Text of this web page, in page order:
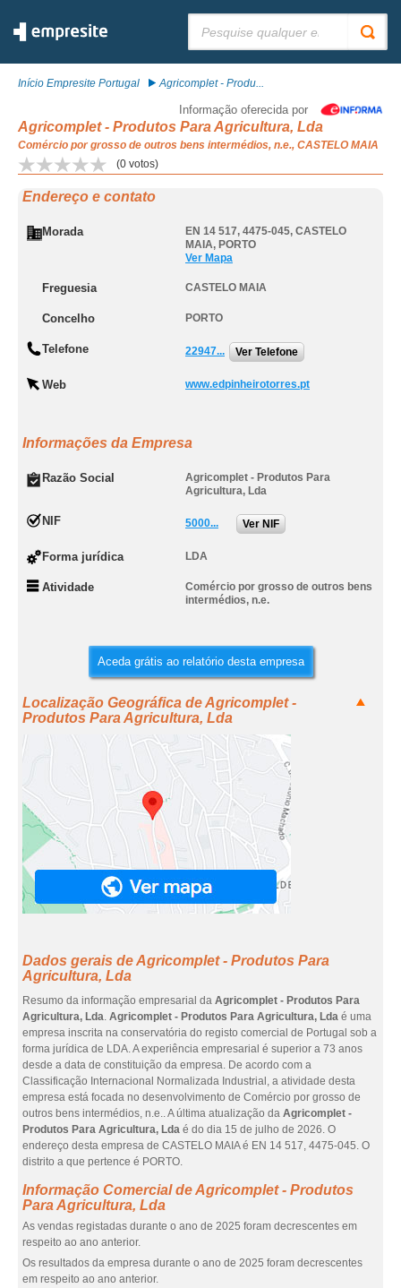
Início Empresite Portugal Agricomplet - Produ...
Informação oferecida por
Agricomplet - Produtos Para Agricultura, Lda
Comércio por grosso de outros bens intermédios, n.e., CASTELO MAIA
(0 votos)
Endereço e contato
Morada EN 14 517, 4475-045, CASTELO
MAIA, PORTO
Ver Mapa
Freguesia CASTELO MAIA
Concelho PORTO
Telefone 22947... Ver Telefone
Web www.edpinheirotorres.pt
Informações da Empresa
Razão Social
Agricomplet - Produtos Para
Agricultura, Lda
NIF 5000... Ver NIF
Forma jurídica LDA
Atividade
Comércio por grosso de outros bens
intermédios, n.e.
Aceda grátis ao relatório desta empresa
Localização Geográfica de Agricomplet -
Produtos Para Agricultura, Lda
Dados gerais de Agricomplet - Produtos Para
Agricultura, Lda
Resumo da informação empresarial da Agricomplet - Produtos Para
Agricultura, Lda. Agricomplet - Produtos Para Agricultura, Lda é uma
empresa inscrita na conservatória do registo comercial de Portugal sob a
forma jurídica de LDA. A experiência empresarial é superior a 73 anos
desde a data de constituição da empresa. De acordo com a
Classificação Internacional Normalizada Industrial, a atividade desta
empresa está focada no desenvolvimento de Comércio por grosso de
outros bens intermédios, n.e.. A última atualização da Agricomplet -
Produtos Para Agricultura, Lda é do dia 15 de julho de 2026. O
endereço desta empresa de CASTELO MAIA é EN 14 517, 4475-045. O
distrito a que pertence é PORTO.
Informação Comercial de Agricomplet - Produtos
Para Agricultura, Lda
As vendas registadas durante o ano de 2025 foram decrescentes em
respeito ao ano anterior.
Os resultados da empresa durante o ano de 2025 foram decrescentes
em respeito ao ano anterior.